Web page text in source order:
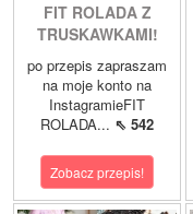
FIT ROLADA Z
TRUSKAWKAMI!
po przepis zapraszam
na moje konto na
InstagramieFIT
ROLADA... ⇖ 542
Zobacz przepis!